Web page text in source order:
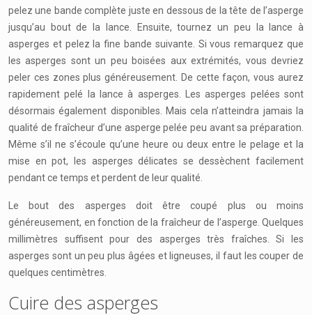
pelez une bande complète juste en dessous de la tête de l’asperge
jusqu’au bout de la lance. Ensuite, tournez un peu la lance à
asperges et pelez la fine bande suivante. Si vous remarquez que
les asperges sont un peu boisées aux extrémités, vous devriez
peler ces zones plus généreusement. De cette façon, vous aurez
rapidement pelé la lance à asperges. Les asperges pelées sont
désormais également disponibles. Mais cela n’atteindra jamais la
qualité de fraîcheur d’une asperge pelée peu avant sa préparation.
Même s’il ne s’écoule qu’une heure ou deux entre le pelage et la
mise en pot, les asperges délicates se dessèchent facilement
pendant ce temps et perdent de leur qualité.
Le bout des asperges doit être coupé plus ou moins
généreusement, en fonction de la fraîcheur de l’asperge. Quelques
millimètres suffisent pour des asperges très fraîches. Si les
asperges sont un peu plus âgées et ligneuses, il faut les couper de
quelques centimètres.
Cuire des asperges